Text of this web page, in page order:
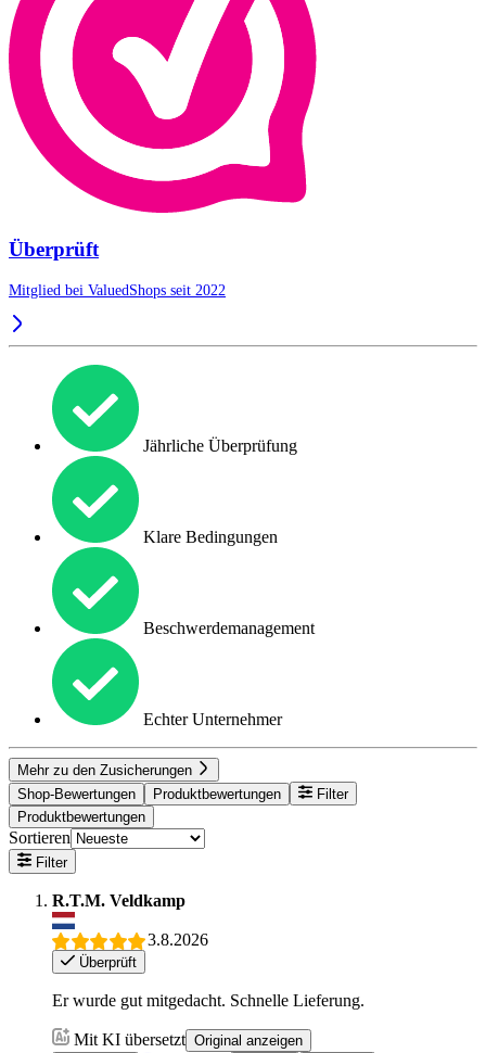
Überprüft
Mitglied bei ValuedShops seit 2022
Jährliche Überprüfung
Klare Bedingungen
Beschwerdemanagement
Echter Unternehmer
Mehr zu den Zusicherungen
Shop-Bewertungen
Produktbewertungen
Filter
Produktbewertungen
Sortieren
Filter
R.T.M. Veldkamp
3.8.2026
Überprüft
Er wurde gut mitgedacht. Schnelle Lieferung.
Mit KI übersetzt Original anzeigen